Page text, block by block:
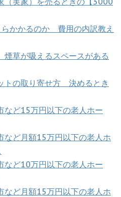
かかるのか 費用の内訳教え
草が吸えるスペースがある
の取り寄せ方 決めるとき
など15万円以下の老人ホー
など月額15万円以下の老人ホ
など10万円以下の老人ホー
など月額15万円以下の老人ホ